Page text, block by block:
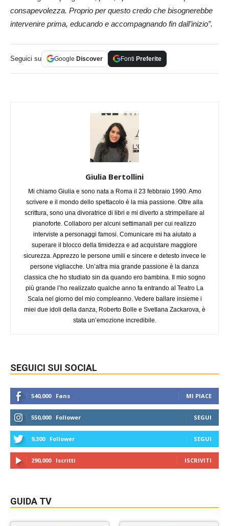
consapevolezza. Proprio per questo credo che bisognerebbe
intervenire prima, educando e accompagnando fin dall’inizio”.
Seguici su Google Discover Fonti Preferite
Giulia Bertollini
Mi chiamo Giulia e sono nata a Roma il 23 febbraio 1990. Amo
scrivere e il mondo dello spettacolo è la mia passione. Oltre alla
scrittura, sono una divoratrice di libri e mi diverto a strimpellare al
pianoforte. Collaboro per alcuni settimanali per cui realizzo
interviste a personaggi famosi. Comunicare mi ha aiutato a
superare il blocco della timidezza e ad acquistare maggiore
sicurezza. Apprezzo le persone umili e sincere e detesto invece le
persone vigliacche. Un’altra mia grande passione è la danza
classica che ho studiato sin da quando ero bambina. Il mio sogno
più grande l’ho realizzato qualche anno fa entrando al Teatro La
Scala nel giorno del mio compleanno. Vedere ballare insieme i
miei due idoli della danza, Roberto Bolle e Svetlana Zackarova, è
stata un’emozione incredibile.
SEGUICI SUI SOCIAL
540,000 Fans MI PIACE
550,000 Follower SEGUI
9,300 Follower SEGUI
290,000 Iscritti ISCRIVITI
GUIDA TV